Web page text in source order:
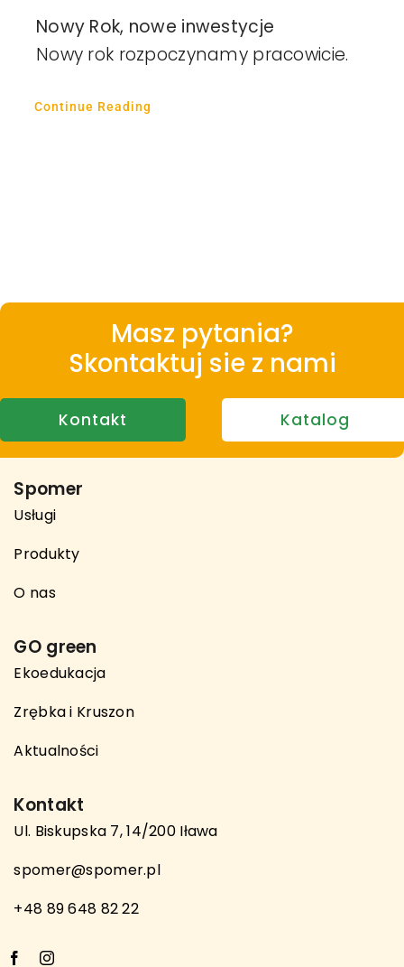
Nowy Rok, nowe inwestycje
Nowy rok rozpoczynamy pracowicie.
Continue Reading
Masz pytania?
Skontaktuj sie z nami
Kontakt Katalog
Spomer
Usługi
Produkty
O nas
GO green
Ekoedukacja
Zrębka i Kruszon
Aktualności
Kontakt
Ul. Biskupska 7, 14/200 Iława
spomer@spomer.pl
+48 89 648 82 22